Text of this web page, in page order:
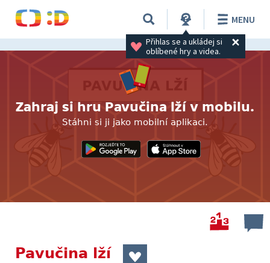
Přihlas se a ukládej si
oblíbené hry a videa.
MENU
Zahraj si hru Pavučina lží v mobilu.
Stáhni si ji jako mobilní aplikaci.
Pavučina lží